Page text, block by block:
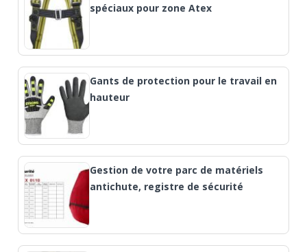
spéciaux pour zone Atex
Gants de protection pour le travail en
hauteur
Gestion de votre parc de matériels
antichute, registre de sécurité